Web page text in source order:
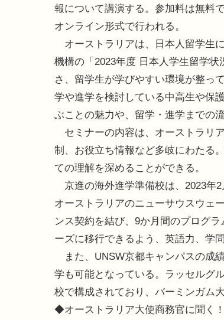
報について講演する。参加料は無料
オンライン形式で行われる。
オーストラリアは、日本人留学生
機構の「2023年度 日本人学生留学
さ、留学生が学びやすい環境が整っ
学や進学を検討している中高生や保
ぶことの魅力や、留学・進学までの
セミナーの内容は、オーストラリ
制、お役立ち情報など多岐にわたる
ての理解を深めることができる。
京進の海外進学準備校は、2023年2
オーストラリアのニューサウスウェ
ンス契約を結び、9か月間のプログ
ーズに移行できるよう、英語力、学
また、UNSW京都キャンパスの成
学も可能となっている。ラッセルグ
校で構成されており、バーミンガム
◆オーストラリア大使商務官に聞く